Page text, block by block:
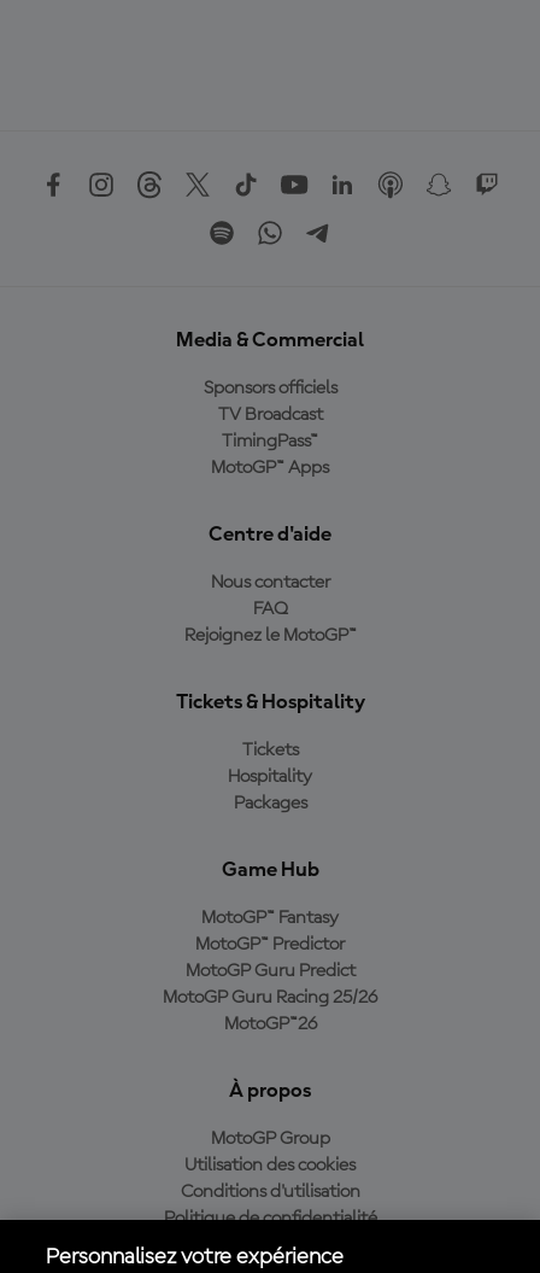
Media & Commercial
Sponsors officiels
TV Broadcast
TimingPass™
MotoGP™ Apps
Centre d'aide
Nous contacter
FAQ
Rejoignez le MotoGP™
Tickets & Hospitality
Tickets
Hospitality
Packages
Game Hub
MotoGP™ Fantasy
MotoGP™ Predictor
MotoGP Guru Predict
MotoGP Guru Racing 25/26
MotoGP™26
À propos
MotoGP Group
Utilisation des cookies
Conditions d'utilisation
Politique de confidentialité
Politique d’achat
Personnalisez votre expérience